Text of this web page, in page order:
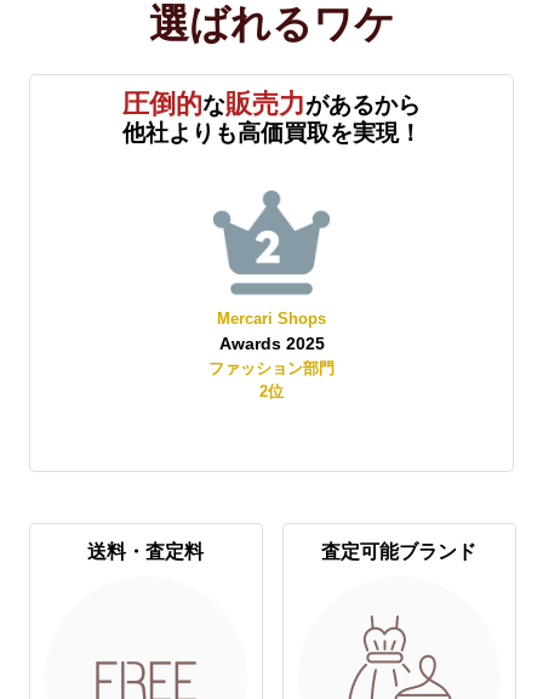
選ばれる ワケ
圧倒的な販売力があるから
他社よりも高価買取を実現！
Mercari Shops
Awards 2025
ファッション部門
2位
送料・査定料 査定可能ブランド